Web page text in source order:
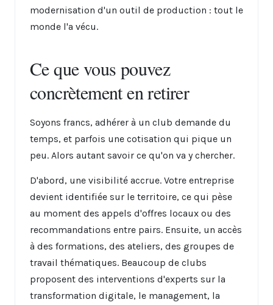
modernisation d'un outil de production : tout le
monde l'a vécu.
Ce que vous pouvez
concrètement en retirer
Soyons francs, adhérer à un club demande du
temps, et parfois une cotisation qui pique un
peu. Alors autant savoir ce qu'on va y chercher.
D'abord, une visibilité accrue. Votre entreprise
devient identifiée sur le territoire, ce qui pèse
au moment des appels d'offres locaux ou des
recommandations entre pairs. Ensuite, un accès
à des formations, des ateliers, des groupes de
travail thématiques. Beaucoup de clubs
proposent des interventions d'experts sur la
transformation digitale, le management, la